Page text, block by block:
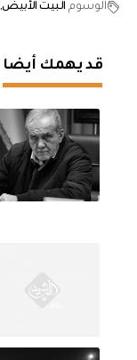
الوسوم البيت الأبيض
قد يهمك أيضا